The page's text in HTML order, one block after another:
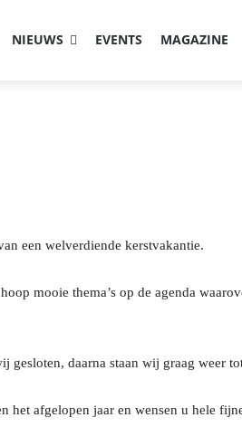
NIEUWS EVENTS MAGAZINE
een welverdiende kerstvakantie.
mooie thema’s op de agenda
gesloten, daarna staan wij graag weer
het afgelopen jaar en wensen u hele